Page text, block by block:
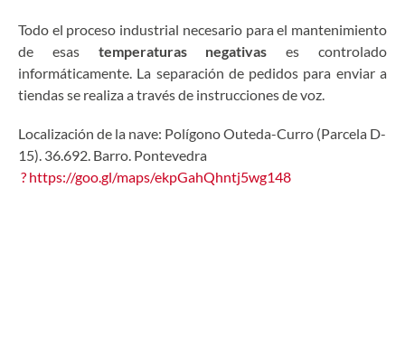
Todo el proceso industrial necesario para el mantenimiento
de esas temperaturas negativas es controlado
informáticamente. La separación de pedidos para enviar a
tiendas se realiza a través de instrucciones de voz.
Localización de la nave: Polígono Outeda-Curro (Parcela D-
15). 36.692. Barro. Pontevedra
? https://goo.gl/maps/ekpGahQhntj5wg148